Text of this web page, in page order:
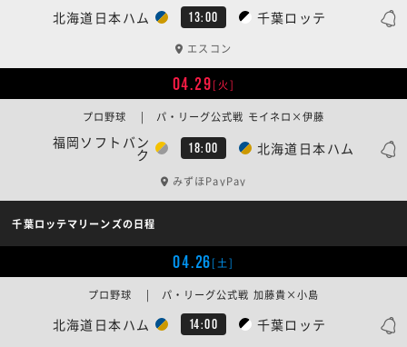
北海道日本ハム 13:00 千葉ロッテ
エスコン
04.29[火]
福岡ソフトバン
ク 18:00 北海道日本ハム
プロ野球 | パ・リーグ公式戦 モイネロ×伊藤
みずほPayPay
千葉ロッテマリーンズの日程
04.26[土]
北海道日本ハム 14:00 千葉ロッテ
プロ野球 | パ・リーグ公式戦 加藤貴×小島